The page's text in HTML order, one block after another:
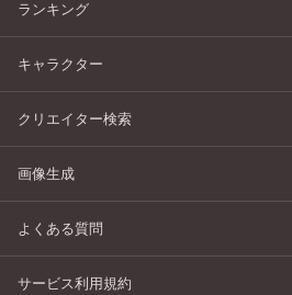
ランキング
キャラクター
クリエイター検索
画像生成
よくある質問
サービス利用規約